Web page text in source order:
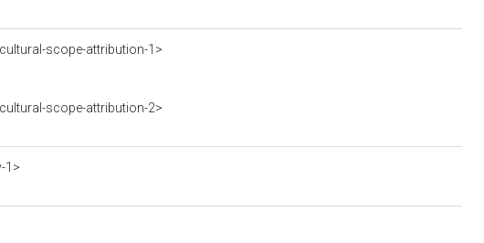
scope-attribution-1>
scope-attribution-2>
1>